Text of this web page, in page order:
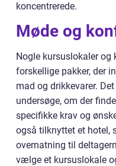
koncentrerede.
Møde og
Nogle kursuslokaler og
forskellige pakker, der
mad og drikkevarer.
undersøge, om der
specifikke krav og
også tilknyttet et hotel,
overnatning til
vælge et kursuslokale